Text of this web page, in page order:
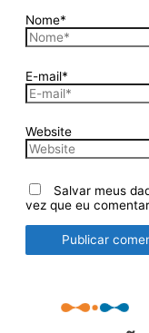
Nome*
E-mail*
Website
Salvar meus
vez que eu